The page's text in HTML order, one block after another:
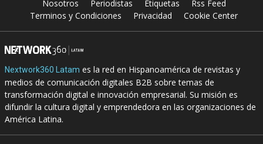
Nosotros Periodistas Etiquetas
Rss Feed
Terminos y Condiciones
Privacidad Cookie Center
Nextwork360 Latam es la red en Hispanoamérica de revistas y
medios de comunicación digitales B2B sobre temas de
transformación digital e innovación empresarial. Su misión es
difundir la cultura digital y emprendedora en las organizaciones de
América Latina.